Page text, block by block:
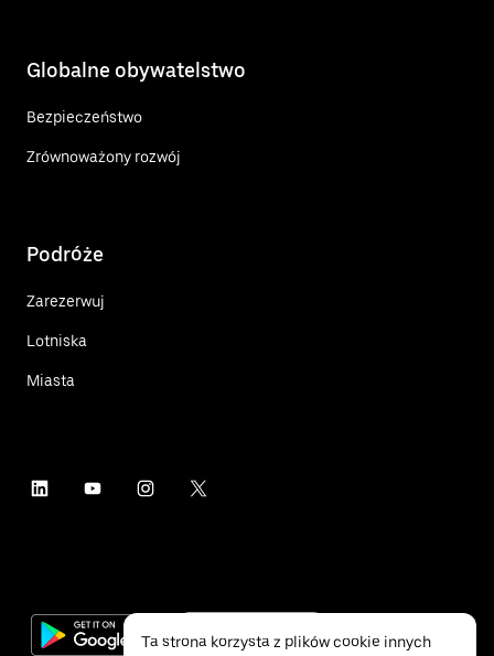
Globalne obywatelstwo
Bezpieczeństwo
Zrównoważony rozwój
Podróże
Zarezerwuj
Lotniska
Miasta
Ta strona korzysta z plików cookie innych